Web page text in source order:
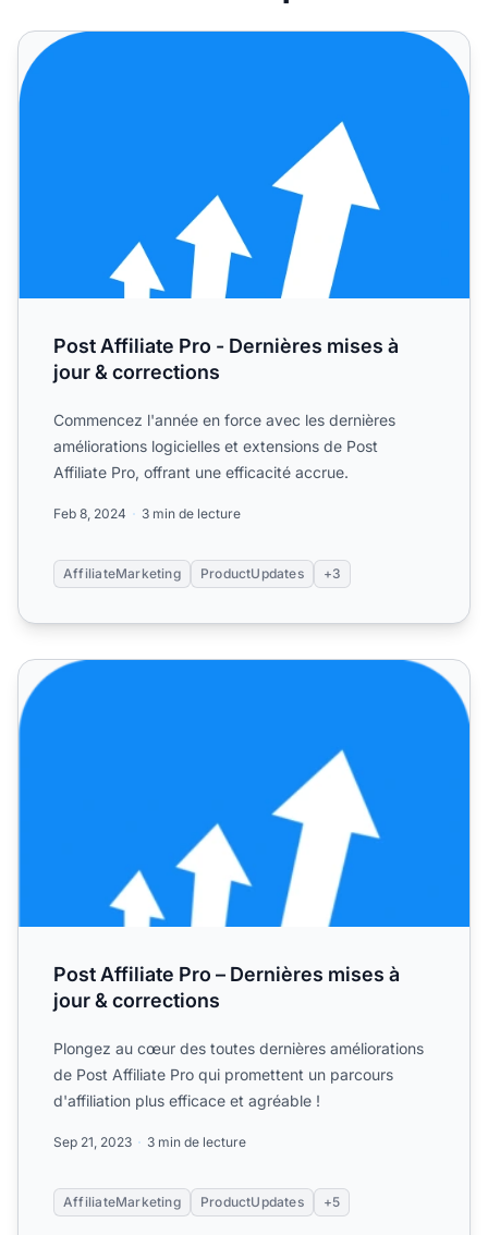
Post Affiliate Pro - Dernières mises à jour & corrections
Post Affiliate Pro - Dernières mises à
jour & corrections
Commencez l'année en force avec les dernières
améliorations logicielles et extensions de Post
Affiliate Pro, offrant une efficacité accrue.
Feb 8, 2024 3 min de lecture
AffiliateMarketing ProductUpdates +3
Post Affiliate Pro – Dernières mises à jour & corrections
Post Affiliate Pro – Dernières mises à
jour & corrections
Plongez au cœur des toutes dernières améliorations
de Post Affiliate Pro qui promettent un parcours
d'affiliation plus efficace et agréable !
Sep 21, 2023 3 min de lecture
AffiliateMarketing ProductUpdates +5